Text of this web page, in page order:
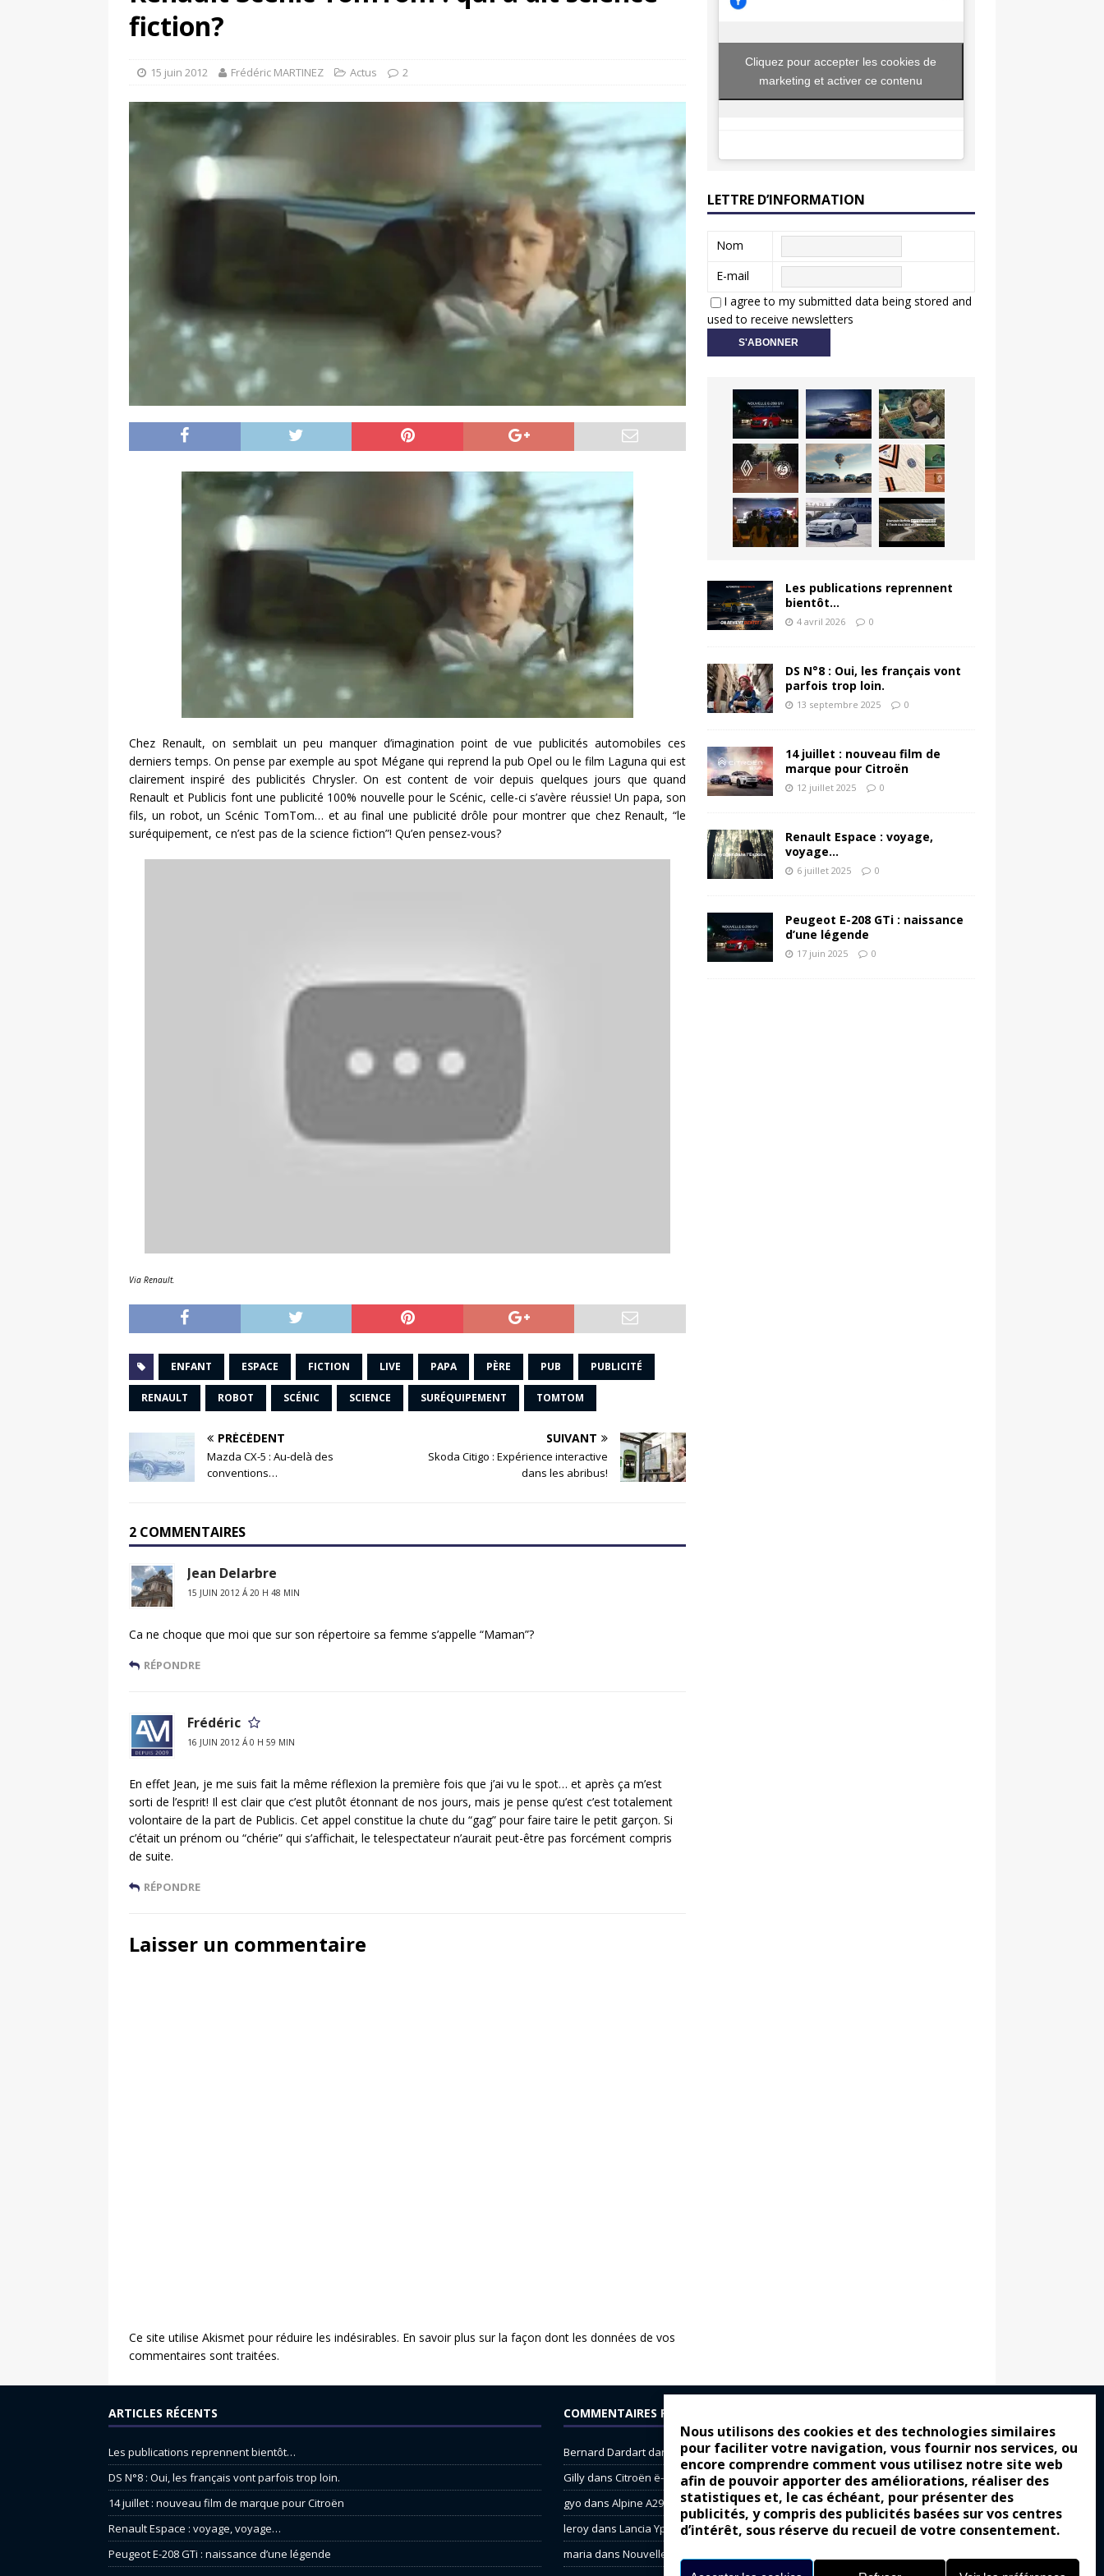
Nous utilisons des cookies et des technologies similaires
pour faciliter votre navigation, vous fournir nos services, ou
encore comprendre comment vous utilisez notre site web
afin de pouvoir apporter des améliorations, réaliser des
statistiques et, le cas échéant, pour présenter des
publicités, y compris des publicités basées sur vos centres
d’intérêt, sous réserve du recueil de votre consentement.
Les publications reprennent bientôt…
fiction?
15 juin 2012 Frédéric MARTINEZ Actus 2
Chez Renault, on semblait un peu manquer d’imagination point de vue publicités automobiles ces
derniers temps. On pense par exemple au spot Mégane qui reprend la pub Opel ou le film Laguna qui est
clairement inspiré des publicités Chrysler. On est content de voir depuis quelques jours que quand
Renault et Publicis font une publicité 100% nouvelle pour le Scénic, celle-ci s’avère réussie! Un papa, son
fils, un robot, un Scénic TomTom… et au final une publicité drôle pour montrer que chez Renault, “le
suréquipement, ce n’est pas de la science fiction”! Qu’en pensez-vous?
Via Renault.
ENFANT ESPACE FICTION LIVE PAPA PÈRE PUB PUBLICITÉ
RENAULT ROBOT SCÉNIC SCIENCE SURÉQUIPEMENT TOMTOM
PRÉCÉDENT
Mazda CX-5 : Au-delà des
conventions…
SUIVANT
Skoda Citigo : Expérience interactive
dans les abribus!
2 COMMENTAIRES
Jean Delarbre
15 JUIN 2012 Á 20 H 48 MIN
Ca ne choque que moi que sur son répertoire sa femme s’appelle “Maman”?
RÉPONDRE
Frédéric
16 JUIN 2012 Á 0 H 59 MIN
En effet Jean, je me suis fait la même réflexion la première fois que j’ai vu le spot… et après ça m’est
sorti de l’esprit! Il est clair que c’est plutôt étonnant de nos jours, mais je pense qu’est c’est totalement
volontaire de la part de Publicis. Cet appel constitue la chute du “gag” pour faire taire le petit garçon. Si
c’était un prénom ou “chérie” qui s’affichait, le telespectateur n’aurait peut-être pas forcément compris
de suite.
RÉPONDRE
Laisser un commentaire
Ce site utilise Akismet pour réduire les indésirables. En savoir plus sur la façon dont les données de vos
commentaires sont traitées.
Cliquez pour accepter les cookies de
marketing et activer ce contenu
LETTRE D’INFORMATION
Nom
E-mail
I agree to my submitted data being stored and
used to receive newsletters
Les publications reprennent
bientôt…
4 avril 2026 0
DS N°8 : Oui, les français vont
parfois trop loin.
13 septembre 2025 0
14 juillet : nouveau film de
marque pour Citroën
12 juillet 2025 0
Renault Espace : voyage,
voyage…
6 juillet 2025 0
Peugeot E-208 GTi : naissance
d’une légende
17 juin 2025 0
ARTICLES RÉCENTS
Les publications reprennent bientôt…
DS N°8 : Oui, les français vont parfois trop loin.
14 juillet : nouveau film de marque pour Citroën
Renault Espace : voyage, voyage…
Peugeot E-208 GTi : naissance d’une légende
COMMENTAIRES RÉCENTS
Bernard Dardartdans
Dacia Sandero : pour les gens vrais
Gillydans Citroën ë-C3 : la révolution a commencé
gyo dans Alpine A290 : L’irrésistible attraction de la légèreté
leroydans Lancia Ypsilon : naturellement envoûtante ?
maria dans Nouvelle Opel Corsa : Yes of Corsa !